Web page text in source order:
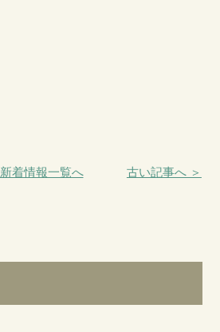
新着情報一覧へ 古い記事へ ＞